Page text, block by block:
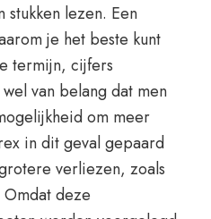
lezen. Een
je het beste kunt
termijn, cijfers
van belang dat men
om meer
in dit geval gepaard
verliezen, zoals
deze